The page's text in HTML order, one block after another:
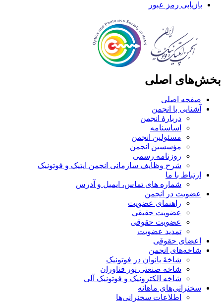
بازیابی رمز عبور
اصلی
صفحه اصلی
آشنایی با انجمن
دربارۀ انجمن
اساسنامه
مسئولین انجمن
مؤسسین انجمن
روزنامه رسمی
شرح وظایف سازمانی انجمن اپتیک و فوتونیک
ارتباط با ما
شماره های تماس، ایمیل و آدرس
عضویت در انجمن
راهنمای عضویت
عضویت حقیقی
عضویت حقوقی
تمدید عضویت
اعضای حقوقی
شاخه‌های انجمن
شاخۀ بانوان در فوتونیک
شاخه صنعتی نور فناوران
شاخه‌ الکترونیک و فوتونیک آلی
سخنرانی‌های ماهانه
اطلاعات سخنرانی‌‌ها